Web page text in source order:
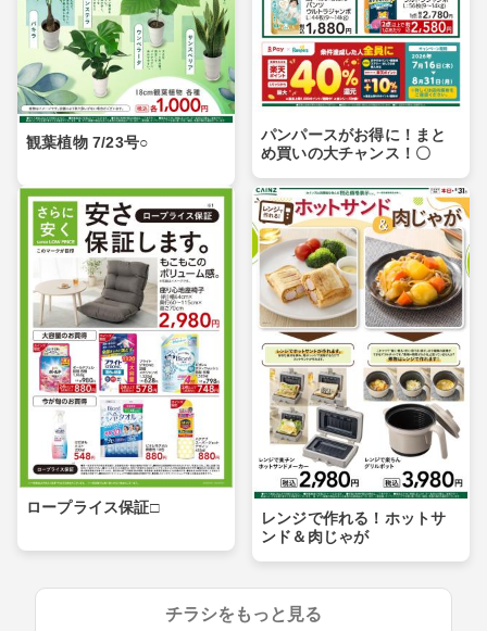
観葉植物 7/23号○
パンパースがお得に！まと
め買いの大チャンス！〇
ロープライス保証□
レンジで作れる！ホットサ
ンド＆肉じゃが
チラシをもっと見る